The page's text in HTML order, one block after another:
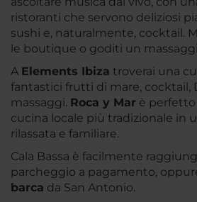
ristoranti che servono deliziosi
sushi e, naturalmente, cocktail.
le boutique o goditi un
A Elements Ibiza troverai una
fantastici frutti di mare, cocktail,
massaggi. Roca y Mar è perfetto
cucina locale più tradizionale in
rilassata e familiare.
Cala Bassa è facilmente
parcheggio a pagamento,
barca da San Antonio.